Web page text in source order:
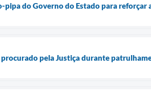
do Governo do Estado para reforçar
pela Justiça durante